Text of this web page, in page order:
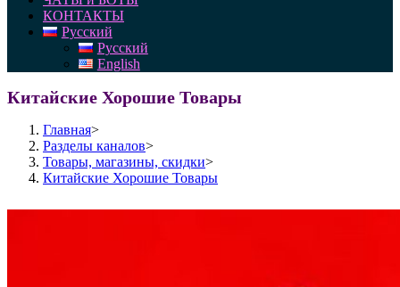
КОНТАКТЫ
Русский
Русский
English
Китайские Хорошие Товары
Главная>
Разделы каналов>
Товары, магазины, скидки>
Китайские Хорошие Товары